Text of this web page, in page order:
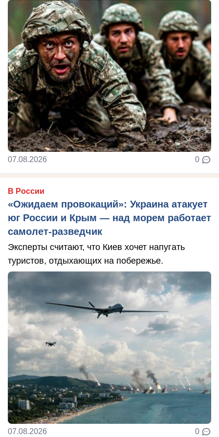
07.08.2026 0
В России
«Ожидаем провокаций»: Украина атакует
юг России и Крым — над морем работает
самолет-разведчик
Эксперты считают, что Киев хочет напугать
туристов, отдыхающих на побережье.
07.08.2026 0